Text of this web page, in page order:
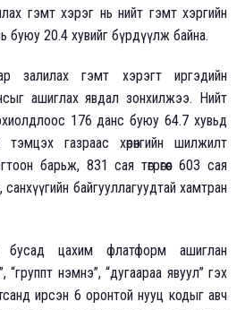
гэмт хэрэг нь нийт гэмт хэргийн
буюу 20.4 хувийг бүрдүүлж байна.
залилах гэмт хэрэгт иргэдийн
ашиглах явдал зонхилжээ. Нийт
176 данс буюу 64.7 хувьд
газраас хөрөнгийн шилжилт
барьж, 831 сая төгрөгөөс 603 сая
санхүүгийн байгууллагуудтай хамтран
бусад цахим флатформ ашиглан
“группт нэмнэ”, “дугаараа явуул” гэх
ирсэн 6 оронтой нууц кодыг авч